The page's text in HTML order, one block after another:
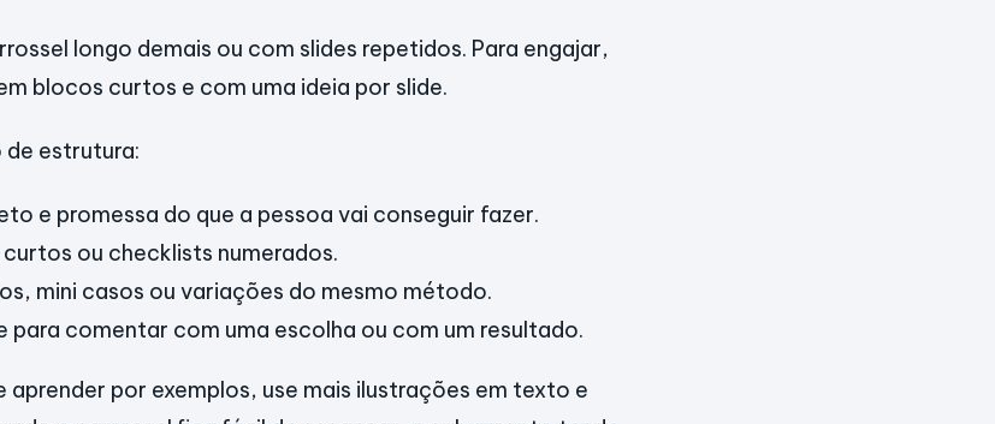
longo demais ou com slides repetidos. Para engajar,
blocos curtos e com uma ideia por slide.
de estrutura:
e promessa do que a pessoa vai conseguir fazer.
curtos ou checklists numerados.
mini casos ou variações do mesmo método.
para comentar com uma escolha ou com um resultado.
aprender por exemplos, use mais ilustrações em texto e